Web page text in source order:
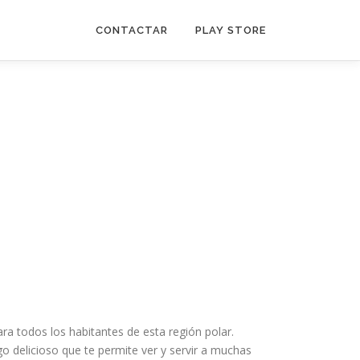
CONTACTAR PLAY STORE
todos los habitantes de esta región polar.
delicioso que te permite ver y servir a muchas